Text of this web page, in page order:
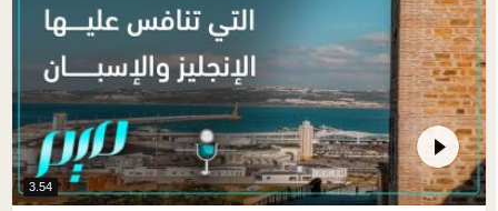
3.54